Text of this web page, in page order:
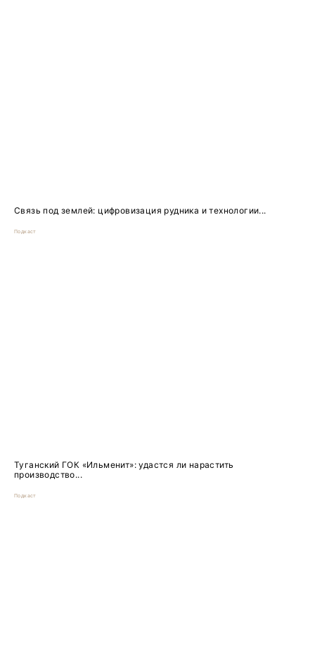
Связь под землей: цифровизация рудника и технологии...
Подкаст
Туганский ГОК «Ильменит»: удастся ли нарастить
производство...
Подкаст